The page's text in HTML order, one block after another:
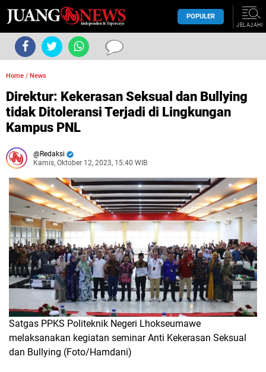
POPULER
JELAJAHI
Home / News
Direktur: Kekerasan Seksual dan Bullying
tidak Ditoleransi Terjadi di Lingkungan
Kampus PNL
Redaksi
Kamis, Oktober 12, 2023, 15:40 WIB
Satgas PPKS Politeknik Negeri Lhokseumawe
melaksanakan kegiatan seminar Anti Kekerasan Seksual
dan Bullying (Foto/Hamdani)